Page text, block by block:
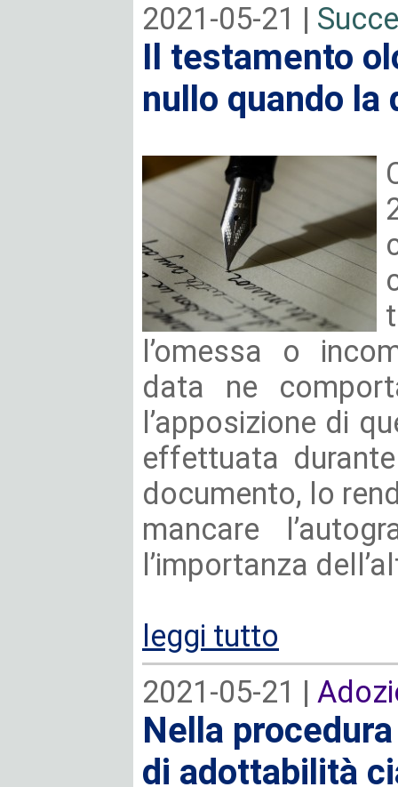
2021-05-21 |
Il testamento
nullo quando la
l’omessa o
data ne
l’apposizione di
effettuata
documento, lo
mancare
l’importanza
leggi tutto
2021-05-21 |
Nella
di adottabilità